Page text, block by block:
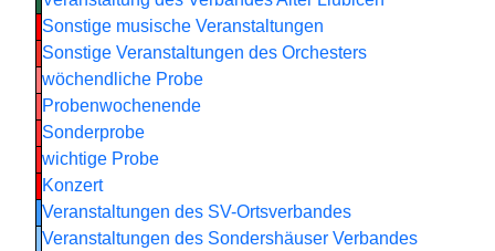
Sonstige musische Veranstaltungen
Sonstige Veranstaltungen des Orchesters
wöchendliche Probe
Probenwochenende
Sonderprobe
wichtige Probe
Konzert
Veranstaltungen des SV-Ortsverbandes
Veranstaltungen des Sondershäuser Verbandes